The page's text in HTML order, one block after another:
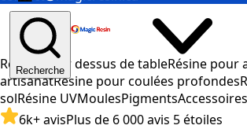
Recherche
Résine pour dessus de tableRésine pour
artisanatRésine pour coulées profondes
solRésine UVMoulesPigmentsAccessoires
6k+ avisPlus de 6 000 avis 5 étoiles